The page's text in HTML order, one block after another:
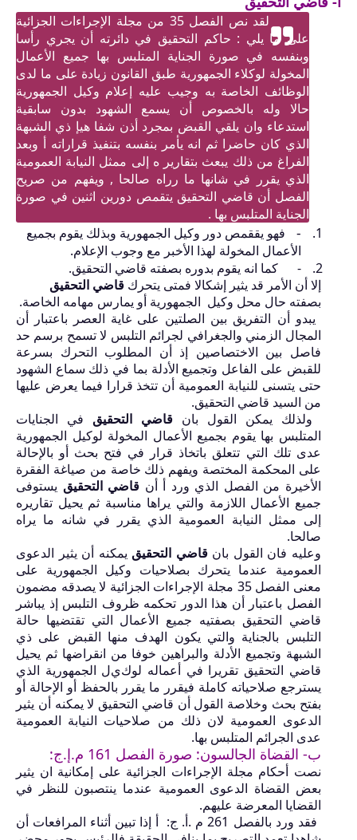
لقد نص الفصل35 من مجلة الإجراءات الجزائية
على ما يلي : حاكم التحقيق في دائرته أن يجري رأسا
وبنفسه في صورة الجناية المتلبس بها جميع الأعمال
المخولة لوكلاء الجمهورية طبق القانون زيادة على ما لدى
الوظائف الخاصة به وجيب عليه إعلام وكيل الجمهورية
حالا وله بالخصوص أن يسمع الشهود بدون سابقية
استدعاء وان يلقي القبض بمجرد أذن شفا هيإ ذي الشبهة
الذي كان حاضرا ثم انه يأمر بنفسه بتنفيذ قراراته أ وبعد
الفراغ من ذلك يبعث بتقارير ه إلى ممثل النيابة العمومية
الذي يقرر في شانها ما رراه صالحا , ويفهم من صريح
الفصل أن قاضي التحقيق يتقمص دورين اثنين في صورة
الجناية المتلبس بها .
-
فهو يققمص دور وكيل الجمهورية وبذلك يقوم بجميع
الأعمال المخولة لهذا الأخبر مع وجوب الإعلام.
-
كما انه يقوم بدوره بصفته قاضي التحقيق.
إلا أن الأمر قد يثير إشكالا فمتى يتحركقاضي التحقيق
بصفته حال محل وكيل الجمهورية أو يمارس مهامه الخاصة.
يبدو أن التفريق بين الصلتين على غاية العصر باعتبار أن
المجال الزمني والجغرافي لجرائم التلبس لا تسمح برسم حد
فاصل بين الاختصاصين إذ أن المطلوب التحرك بسرعة
للقبض على الفاعل وتجميع الأدلة بما في ذلك سماع الشهود
حتى يتسنى للنيابة العمومية أن تتخذ قرارا فيما يعرض عليها
من السيد قاضي التحقيق.
ولذلك يمكن القول بانقاضي التحقيق في الجنايات
المتلبس بها يقوم بجميع الأعمال المخولة لوكيل الجمهورية
عدى تلك التي تتعلق باتخاذ قرار في فتح بحث أو بالإحالة
على المحكمة المختصة ويفهم ذلك خاصة من صياغة الفقرة
الأخيرة من الفصل الذي ورد أ أن قاضي التحقيق يستوفى
جميع الأعمال اللازمة والتي يراها مناسبة ثم يحيل تقاريره
إلى ممثل النيابة العمومية الذي يقرر في شانه ما يراه
صالحا.
وعليه فان القول بانقاضي التحقيق يمكنه أن يثير الدعوى
العمومية عندما يتحرك بصلاحيات وكيل الجمهورية على
معنى الفصل35 مجلة الإجراءات الجزائية لا يصدقه مضمون
الفصل باعتبار أن هذا الدور تحكمه ظروف التلبس إذ يباشر
قاضي التحقيق بصفتيه جميع الأعمال التي تقتضيها حالة
التلبس بالجناية والتي يكون الهدف منها القبض على ذي
الشبهة وتجميع الأدلة والبراهين خوفا من انقراضها ثم يحيل
قاضي التحقيق تقريرا في أعماله لوكيل الجمهورية الذي
يسترجع صلاحياته كاملة فيقرر ما يقرر بالحفظ أو الإحالة أو
بفتح بحث وخلاصة القول أن قاضي التحقيق لا يمكنه أن يثير
الدعوى العمومية لان ذلك من صلاحيات النيابة العمومية
عدى الجرائم المتلبس بها.
ب- القضاة الجالسون: صورة الفصل 161 م.إ.ج:
نصت أحكام مجلة الإجراءات الجزائية على إمكانية ان يثير
بعض القضاة الدعوى العمومية عندما ينتصبون للنظر في
القضايا المعرضة عليهم.
فقد ورد بالفصل 261م .أ. ج: أ إذا تبين أثناء المرافعات أن